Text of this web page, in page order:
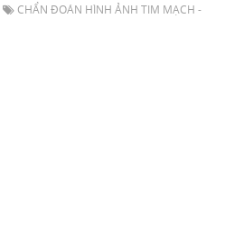
CHẨN ĐOÁN HÌNH ẢNH TIM MẠCH -